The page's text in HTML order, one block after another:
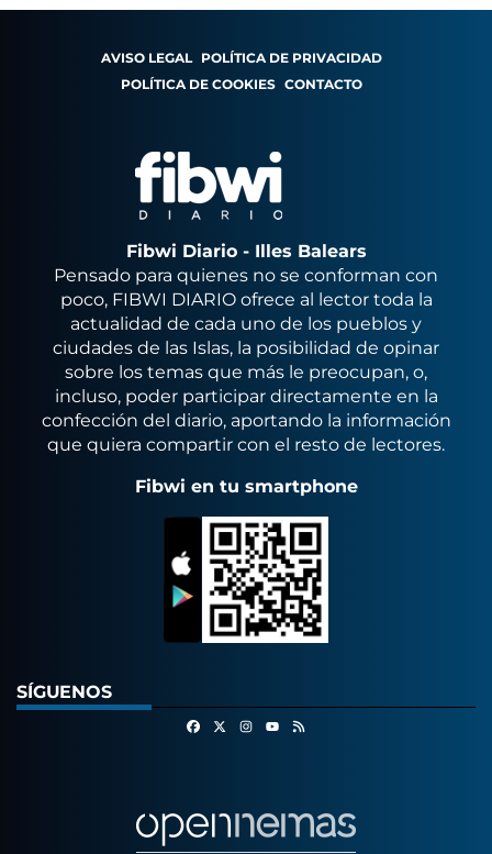
AVISO LEGAL POLÍTICA DE PRIVACIDAD
POLÍTICA DE COOKIES CONTACTO
Fibwi Diario - Illes Balears
Pensado para quienes no se conforman con
poco, FIBWI DIARIO ofrece al lector toda la
actualidad de cada uno de los pueblos y
ciudades de las Islas, la posibilidad de opinar
sobre los temas que más le preocupan, o,
incluso, poder participar directamente en la
confección del diario, aportando la información
que quiera compartir con el resto de lectores.
Fibwi en tu smartphone
SÍGUENOS
FacebookInstagram